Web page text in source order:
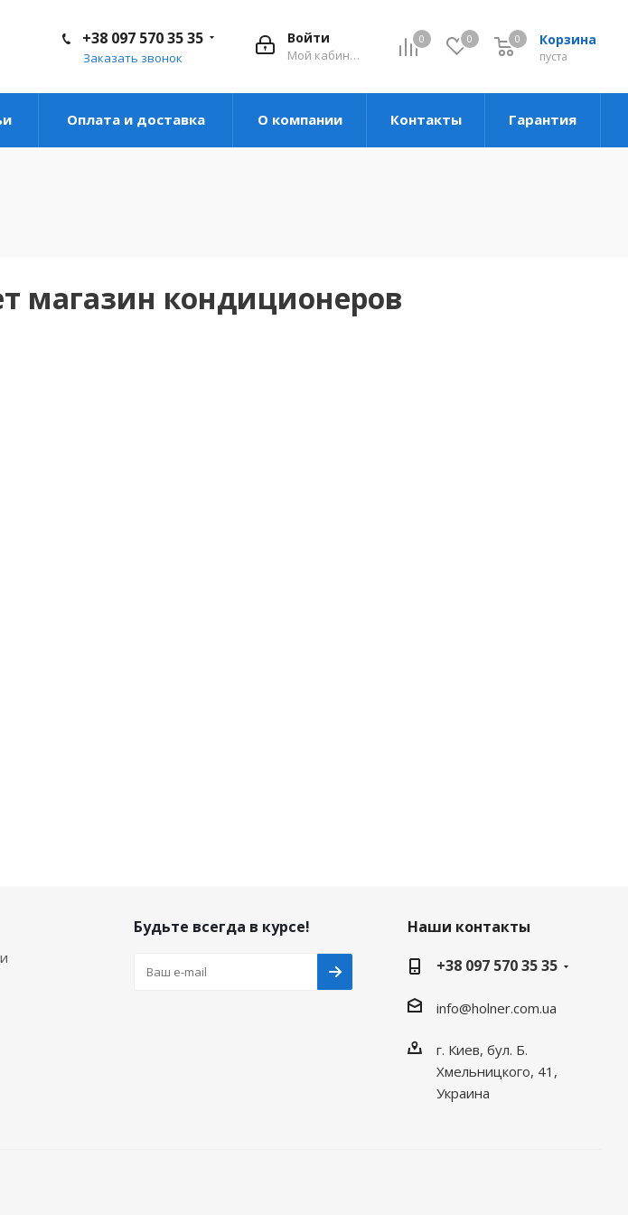
0 0 Корзина
пуста
0
Войти
Мой кабинет
+38 097 570 35 35
Заказать звонок
Оплата и доставка О компании Контакты Гарантия
магазин кондиционеров
Будьте всегда в курсе!
Наши контакты
+38 097 570 35 35
info@holner.com.ua
г. Киев, бул. Б.
Хмельницкого, 41,
Украина